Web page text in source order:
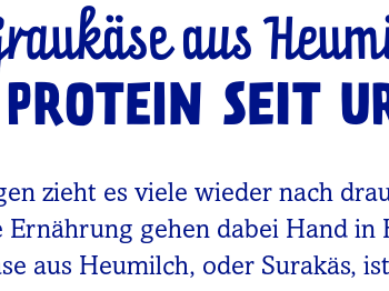
aus
SEIT
zieht es viele wieder nach
Ernährung gehen dabei Hand
aus Heumilch, oder Surakäs,